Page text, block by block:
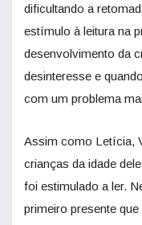
dificultando a
estímulo à leitura na
desenvolvimento da
desinteresse e
com um problema
Assim como Letícia,
crianças da idade
foi estimulado a ler.
primeiro presente